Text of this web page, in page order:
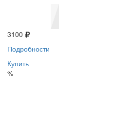
3100
Подробности
Купить
%